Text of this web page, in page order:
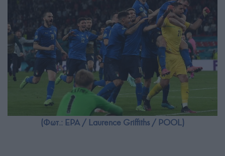
(Φωτ.: EPA / Laurence Griffiths / POOL)